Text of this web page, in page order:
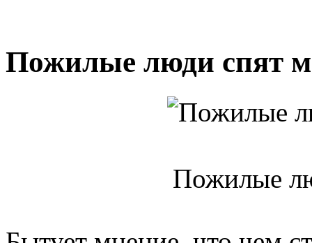
Пожилые люди спят
Пожилые